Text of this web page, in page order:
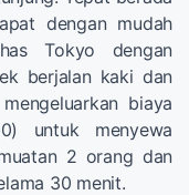
dengan mudah
Tokyo dengan
berjalan kaki dan
biaya
untuk menyewa
2 orang dan
30 menit.